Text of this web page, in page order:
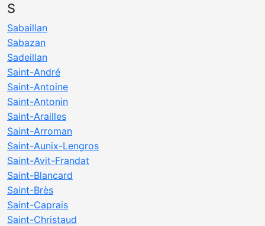
S
Sabaillan
Sabazan
Sadeillan
Saint-André
Saint-Antoine
Saint-Antonin
Saint-Arailles
Saint-Arroman
Saint-Aunix-Lengros
Saint-Avit-Frandat
Saint-Blancard
Saint-Brès
Saint-Caprais
Saint-Christaud